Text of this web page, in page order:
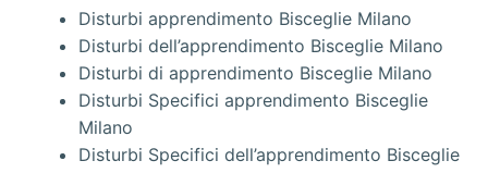
Disturbi apprendimento Bisceglie Milano
Disturbi dell’apprendimento Bisceglie Milano
Disturbi di apprendimento Bisceglie Milano
Disturbi Specifici apprendimento Bisceglie
Milano
Disturbi Specifici dell’apprendimento Bisceglie